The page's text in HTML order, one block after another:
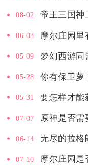
08-02 帝王三国神
06-03 摩尔庄园里
05-09 梦幻西游同
05-28 你有保卫萝
05-31 要怎样才能
07-07 原神是否
06-14 无尽的拉格
07-10 摩尔庄园是